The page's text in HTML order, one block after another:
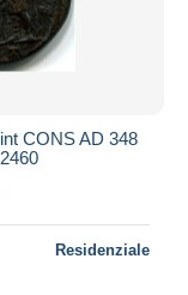
CONS AD 348
Residenziale